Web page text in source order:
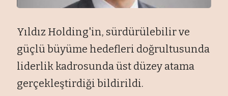
Yıldız Holding'in, sürdürülebilir ve
güçlü büyüme hedefleri doğrultusunda
liderlik kadrosunda üst düzey atama
gerçekleştirdiği bildirildi.